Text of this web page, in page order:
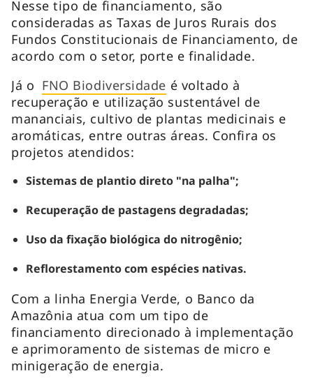
Nesse tipo de financiamento, são
consideradas as Taxas de Juros Rurais dos
Fundos Constitucionais de Financiamento, de
acordo com o setor, porte e finalidade.
Já o FNO Biodiversidade é voltado à
recuperação e utilização sustentável de
mananciais, cultivo de plantas medicinais e
aromáticas, entre outras áreas. Confira os
projetos atendidos:
Sistemas de plantio direto "na palha";
Recuperação de pastagens degradadas;
Uso da fixação biológica do nitrogênio;
Reflorestamento com espécies nativas.
Com a linha Energia Verde, o Banco da
Amazônia atua com um tipo de
financiamento direcionado à implementação
e aprimoramento de sistemas de micro e
minigeração de energia.